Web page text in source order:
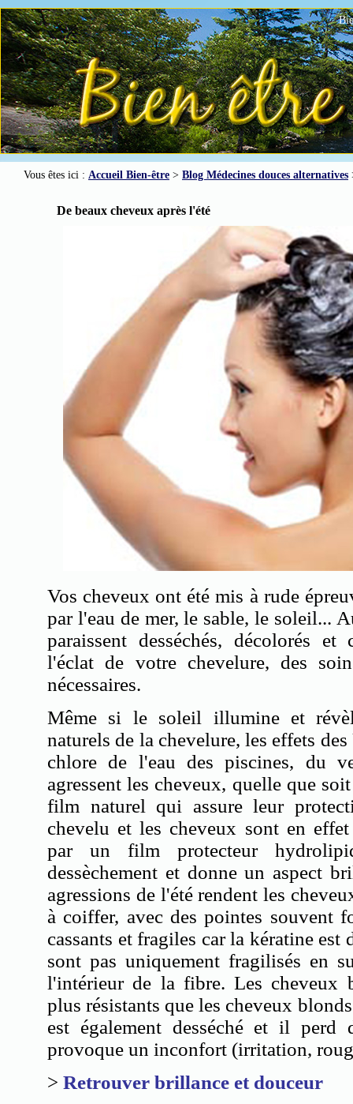
Vous êtes ici : Accueil Bien-être > Blog Médecines douces alternatives
De beaux cheveux après l'été
Vos cheveux ont été mis à rude
par l'eau de mer, le sable, le soleil...
paraissent desséchés, décolorés et
l'éclat de votre chevelure, des
nécessaires.
Même si le soleil illumine et
naturels de la chevelure, les effets
chlore de l'eau des piscines, du
agressent les cheveux, quelle que
film naturel qui assure leur
chevelu et les cheveux sont en
par un film protecteur
dessèchement et donne un aspect
agressions de l'été rendent les
à coiffer, avec des pointes souvent
cassants et fragiles car la kératine est
sont pas uniquement fragilisés en
l'intérieur de la fibre. Les cheveux
plus résistants que les cheveux
est également desséché et il perd
provoque un inconfort (irritation,
> Retrouver brillance et douceur